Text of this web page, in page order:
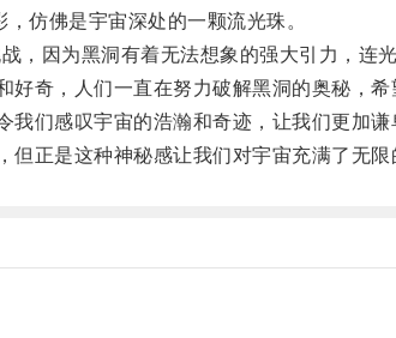
仿佛是宇宙深处的一颗流光珠。
因为黑洞有着无法想象的强大引力，连光
奇，人们一直在努力破解黑洞的奥秘，希
们感叹宇宙的浩瀚和奇迹，让我们更加谦
正是这种神秘感让我们对宇宙充满了无限